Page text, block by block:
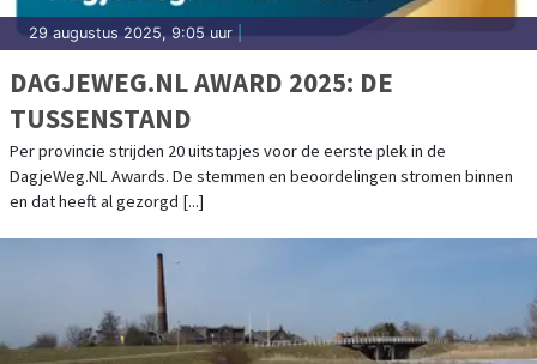
29 augustus 2025, 9:05 uur
DAGJEWEG.NL AWARD 2025: DE
TUSSENSTAND
Per provincie strijden 20 uitstapjes voor de eerste plek in de
DagjeWeg.NL Awards. De stemmen en beoordelingen stromen binnen
en dat heeft al gezorgd [...]